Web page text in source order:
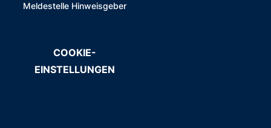
Meldestelle Hinweisgeber
COOKIE-
EINSTELLUNGEN